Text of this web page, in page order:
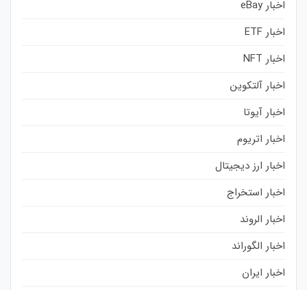
اخبار eBay
اخبار ETF
اخبار NFT
اخبار آلتکوین
اخبار آیوتا
اخبار اتریوم
اخبار ارز دیجیتال
اخبار استخراج
اخبار الروند
اخبار الگوراند
اخبار ایران